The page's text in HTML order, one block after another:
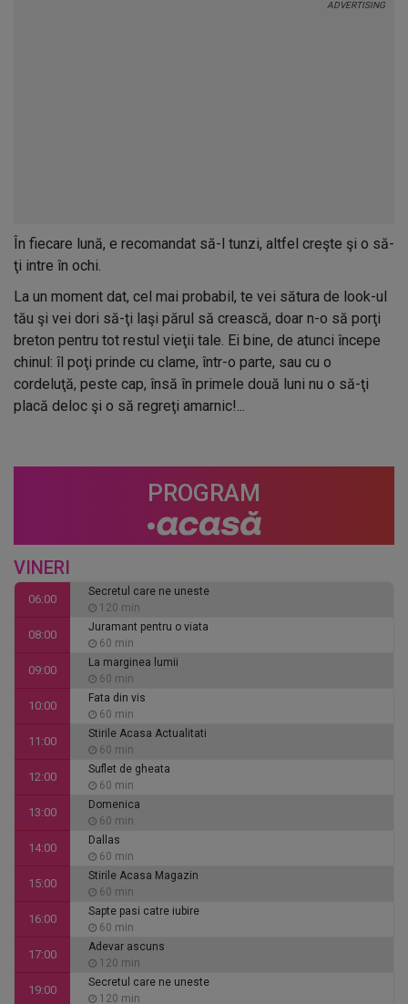
În fiecare lună, e recomandat să-l tunzi, altfel creşte şi o să-
ţi intre în ochi.
La un moment dat, cel mai probabil, te vei sătura de look-ul
tău şi vei dori să-ţi laşi părul să crească, doar n-o să porţi
breton pentru tot restul vieţii tale. Ei bine, de atunci începe
chinul: îl poţi prinde cu clame, într-o parte, sau cu o
cordeluţă, peste cap, însă în primele două luni nu o să-ţi
placă deloc şi o să regreţi amarnic!...
PROGRAM
VINERI
06:00
Secretul care ne uneste
120 min
08:00
Juramant pentru o viata
60 min
09:00
La marginea lumii
60 min
10:00
Fata din vis
60 min
11:00
Stirile Acasa Actualitati
60 min
12:00
Suflet de gheata
60 min
13:00
Domenica
60 min
14:00
Dallas
60 min
15:00
Stirile Acasa Magazin
60 min
16:00
Sapte pasi catre iubire
60 min
17:00
Adevar ascuns
120 min
19:00
Secretul care ne uneste
120 min